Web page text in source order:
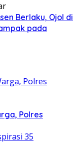
Berlaku, Ojol di
pada
Polres